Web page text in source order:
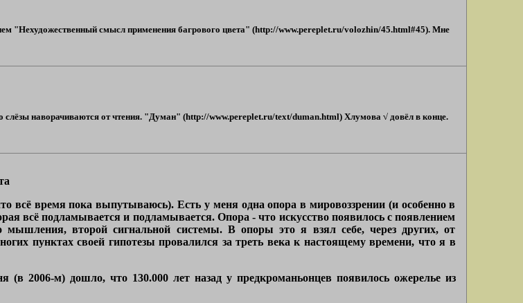
"Нехудожественный смысл применения багрового цвета" (http://www.pereplet.ru/volozhin/45.html#45). Мне
слёзы наворачиваются от чтения. "Думан" (http://www.pereplet.ru/text/duman.html) Хлумова √ довёл в конце.
всё время пока выпутываюсь). Есть у меня одна опора в мировоззрении (и особенно в
всё подламывается и подламывается. Опора - что искусство появилось с появлением
мышления, второй сигнальной системы. В опоры это я взял себе, через других, от
пунктах своей гипотезы провалился за треть века к настоящему времени, что я в
2006-м) дошло, что 130.000 лет назад у предкроманьонцев появилось ожерелье из